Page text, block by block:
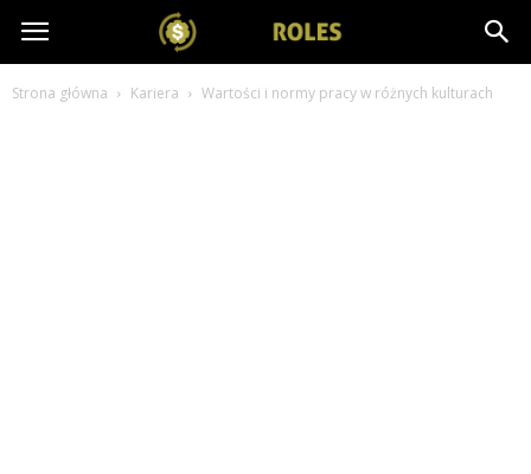
salesroles.pl
Strona główna Kariera Wartości i normy pracy w różnych kulturach